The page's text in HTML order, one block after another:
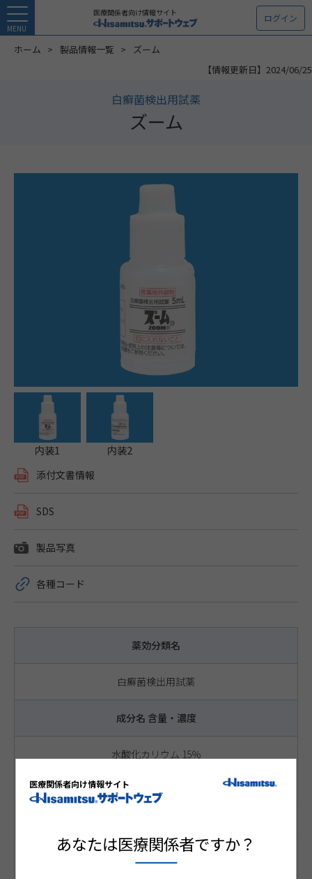
MENU
医療関係者向け情報サイト ログイン
ホーム 製品情報一覧
ズーム
【情報更新日】2024/06/25
白癬菌検出用試薬
ズーム
内装1 内装2
添付文書情報
SDS
製品写真
各種コード
薬効分類名
白癬菌検出用試薬
成分名 含量・濃度
水酸化カリウム 15％
ー
医療関係者向け情報サイト
あなたは医療関係者ですか？